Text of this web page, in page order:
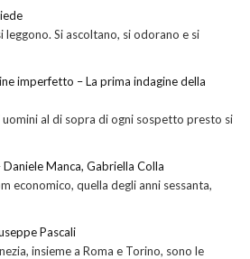
leggono. Si ascoltano, si odorano e si
imperfetto – La prima indagine della
al di sopra di ogni sospetto presto si
Manca, Gabriella Colla
economico, quella degli anni sessanta,
Pascali
insieme a Roma e Torino, sono le